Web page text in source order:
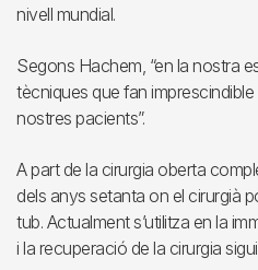
nivell mundial.
Segons Hachem, “en la nostra
tècniques que fan
nostres pacients”.
A part de la cirurgia oberta
dels anys setanta on el cirurgià
tub. Actualment s’utilitza en la
i la recuperació de la cirurgia